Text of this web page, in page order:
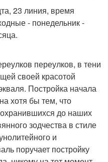
23 линия, время
- понедельник -
переулков, в тени
своей красотой
Постройка начала
хотя бы тем, что
до наших
зодчества в стиле
и
поручает постройку